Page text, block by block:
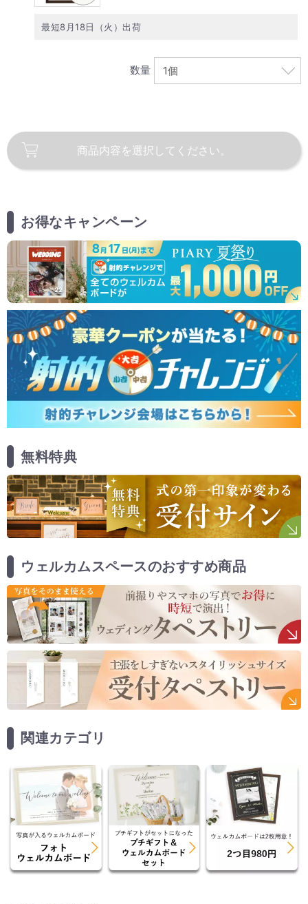
最短8月18日（火）出荷
数量
商品内容を 選択してください。
お得なキャンペーン
無料特典
ウェルカムスペースのおすすめ商品
関連カテゴリ